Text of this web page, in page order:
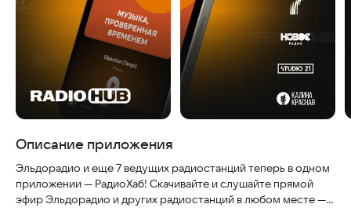
Описание приложения
Эльдорадио и еще 7 ведущих радиостанций теперь в одном
приложении — РадиоХаб! Скачивайте и слушайте прямой
эфир Эльдорадио и других радиостанций в любом месте — в